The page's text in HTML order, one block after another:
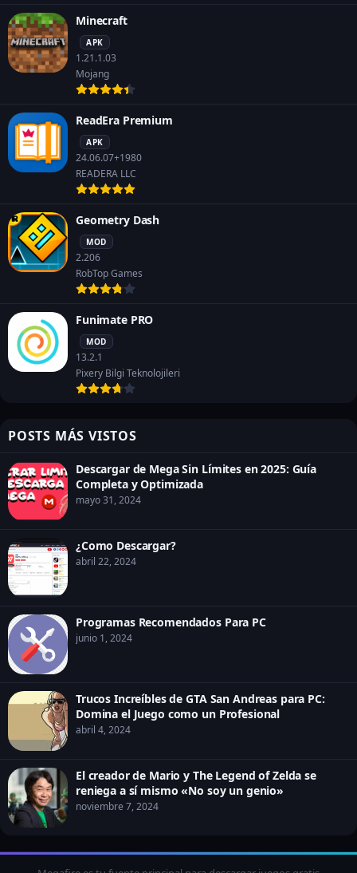
Minecraft
APK
1.21.1.03
Mojang
ReadEra Premium
APK
24.06.07+1980
READERA LLC
Geometry Dash
MOD
2.206
RobTop Games
Funimate PRO
MOD
13.2.1
Pixery Bilgi Teknolojileri
POSTS MÁS VISTOS
Descargar de Mega Sin Límites en 2025: Guía
Completa y Optimizada
mayo 31, 2024
¿Como Descargar?
abril 22, 2024
Programas Recomendados Para PC
junio 1, 2024
Trucos Increíbles de GTA San Andreas para PC:
Domina el Juego como un Profesional
abril 4, 2024
El creador de Mario y The Legend of Zelda se
reniega a sí mismo «No soy un genio»
noviembre 7, 2024